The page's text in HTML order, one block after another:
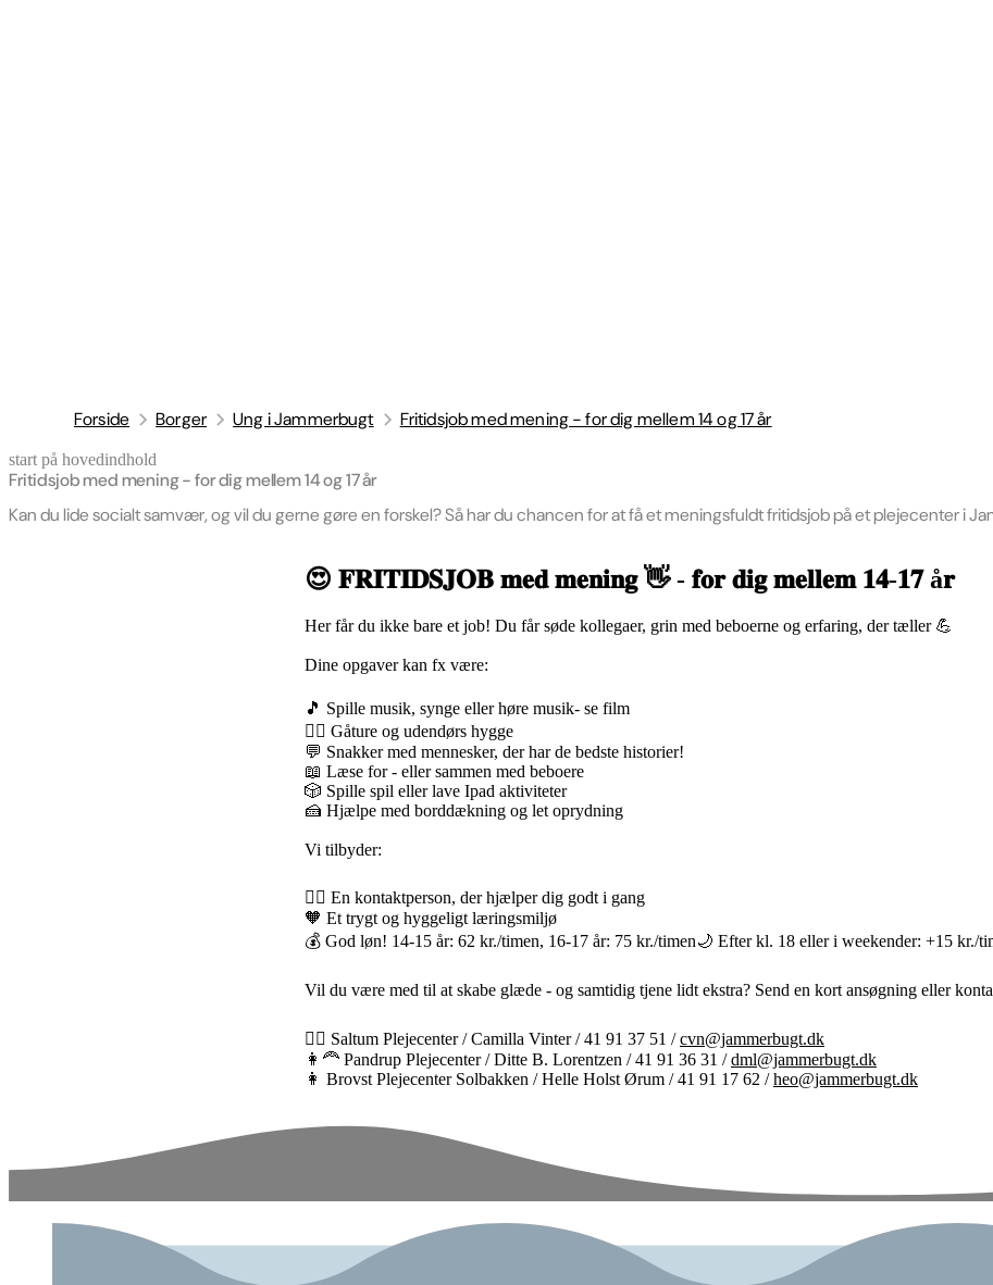
Forside Borger Ung i Jammerbugt Fritidsjob med mening - for dig mellem 14 og 17 år
start på hovedindhold
Fritidsjob med mening - for dig mellem 14 og 17 år
Kan du lide socialt samvær, og vil du gerne gøre en forskel? Så har du chancen for at få et meningsfuldt fritidsjob på et plejecenter i
senest opdateret 22. juni 2026
😍 𝐅𝐑𝐈𝐓𝐈𝐃𝐒𝐉𝐎𝐁 𝐦𝐞𝐝 𝐦𝐞𝐧𝐢𝐧𝐠 👋 - 𝐟𝐨𝐫 𝐝𝐢𝐠 𝐦𝐞𝐥𝐥𝐞𝐦 𝟏𝟒-𝟏𝟕 å𝐫
Her får du ikke bare et job! Du får søde kollegaer, grin med beboerne og erfaring, der tæller 💪
Dine opgaver kan fx være:
🎵 Spille musik, synge eller høre musik- se film
🚶‍♂️ Gåture og udendørs hygge
💬 Snakker med mennesker, der har de bedste historier!
📖 Læse for - eller sammen med beboere
🎲 Spille spil eller lave Ipad aktiviteter
🍰 Hjælpe med borddækning og let oprydning
Vi tilbyder:
👱‍♀️ En kontaktperson, der hjælper dig godt i gang
🧡 Et trygt og hyggeligt læringsmiljø
💰 God løn! 14-15 år: 62 kr./timen, 16-17 år: 75 kr./timen🌙 Efter kl. 18 eller i weekender: +15 kr./
Vil du være med til at skabe glæde - og samtidig tjene lidt ekstra? Send en kort ansøgning eller
👱‍♀️ Saltum Plejecenter / Camilla Vinter / 41 91 37 51 /cvn@jammerbugt.dk
👩‍🦰 Pandrup Plejecenter / Ditte B. Lorentzen / 41 91 36 31 /dml@jammerbugt.dk
👩‍ Brovst Plejecenter Solbakken / Helle Holst Ørum / 41 91 17 62 /heo@jammerbugt.dk